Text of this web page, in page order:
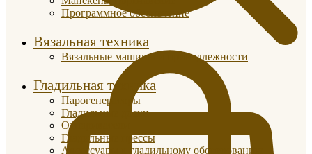
Программное обеспечение
Вязальная техника
Вязальные машины и принадлежности
Гладильная техника
Парогенераторы
Гладильные доски
Отпариватели
Гладильные прессы
Аксессуары к гладильному оборудованию